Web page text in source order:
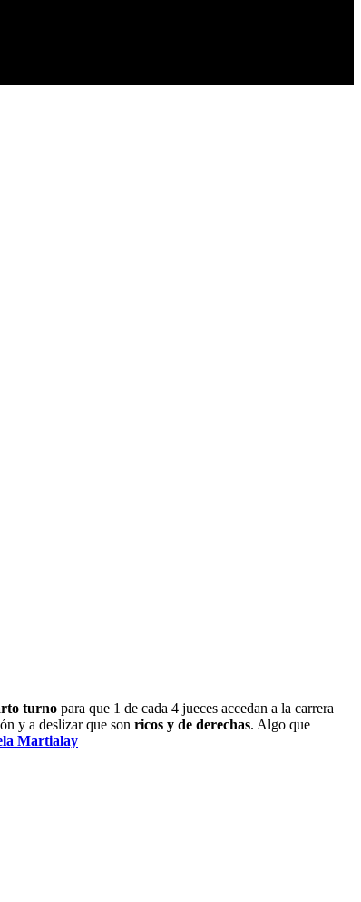
turno para que 1 de cada 4 jueces accedan a la carrera
y a deslizar que son ricos y de derechas. Algo que
Martialay